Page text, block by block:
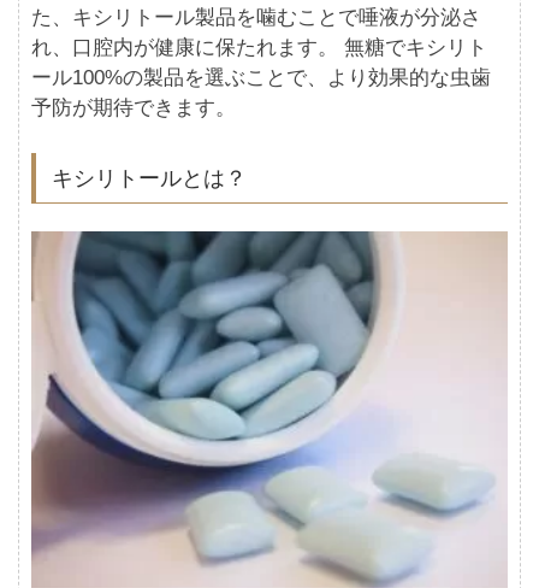
た、キシリトール製品を噛むことで唾液が分泌さ
れ、口腔内が健康に保たれます。 無糖でキシリト
ール100%の製品を選ぶことで、より効果的な虫歯
予防が期待できます。
キシリトールとは？